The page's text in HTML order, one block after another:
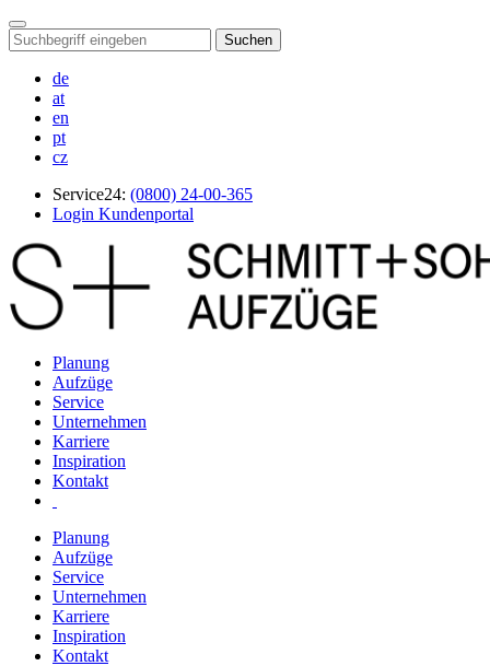
Suchen
de
at
en
pt
cz
Service24: (0800) 24-00-365
Login Kundenportal
Planung
Aufzüge
Service
Unternehmen
Karriere
Inspiration
Kontakt
Planung
Aufzüge
Service
Unternehmen
Karriere
Inspiration
Kontakt